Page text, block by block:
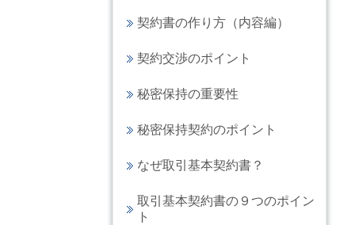
契約書の作り方（内容編）
契約交渉のポイント
秘密保持の重要性
秘密保持契約のポイント
なぜ取引基本契約書？
取引基本契約書の９つのポイン
ト